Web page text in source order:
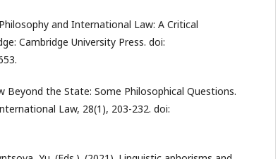
and International Law: A Critical
Cambridge University Press. doi:
Beyond the State: Some Philosophical Questions.
Law, 28(1), 203-232. doi: